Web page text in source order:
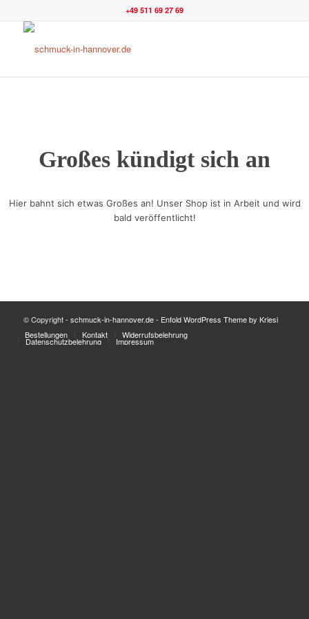
+49 511 69 27 69
Großes kündigt sich an
Hier bahnt sich etwas Großes an! Unser Shop ist in Arbeit und wird
bald veröffentlicht!
© Copyright - schmuck-in-hannover.de- Enfold WordPress Theme by Kriesi
Bestellungen
Kontakt Widerrufsbelehrung
Datenschutzbelehrung Impressum